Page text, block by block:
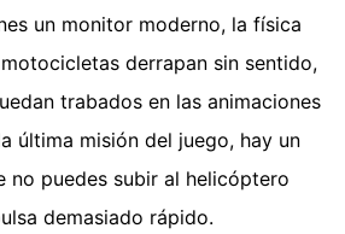
un monitor moderno, la física
derrapan sin sentido,
trabados en las animaciones
última misión del juego, hay un
no puedes subir al helicóptero
demasiado rápido.